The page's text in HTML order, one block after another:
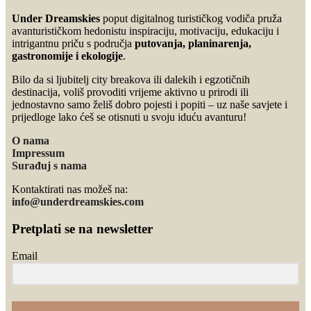
Under Dreamskiespoput digitalnog turističkog vodiča pruža
avanturističkom hedonistu inspiraciju, motivaciju, edukaciju i
intrigantnu priču s područja putovanja, planinarenja,
gastronomije i ekologije.
Bilo da si ljubitelj city breakova ili dalekih i egzotičnih
destinacija, voliš provoditi vrijeme aktivno u prirodi ili
jednostavno samo želiš dobro pojesti i popiti – uz naše savjete i
prijedloge lako ćeš se otisnuti u svoju iduću avanturu!
O nama
Impressum
Surađuj s nama
Kontaktirati nas možeš na:
info@underdreamskies.com
Pretplati se na newsletter
Email